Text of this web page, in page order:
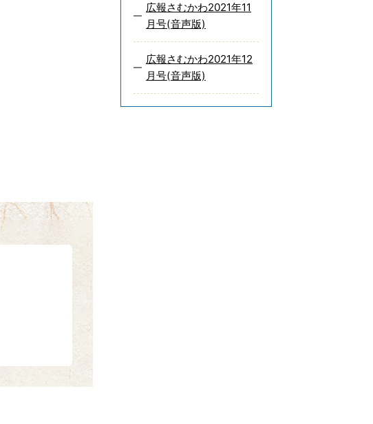
広報さむかわ2021年11
月号(音声版)
広報さむかわ2021年12
月号(音声版)